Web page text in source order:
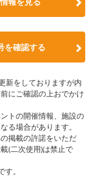
を確認する
新をしておりますが内
にご確認の上おでかけ
トの開催情報、施設の
る場合があります。
掲載の許諾をいただ
(二次使用)は禁止で
。